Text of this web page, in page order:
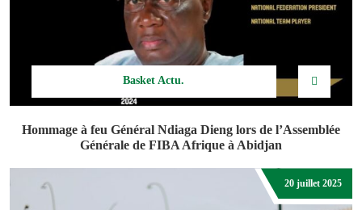
Basket Actu.
Hommage à feu Général Ndiaga Dieng lors de l’Assemblée
Générale de FIBA Afrique à Abidjan
20 juillet 2025